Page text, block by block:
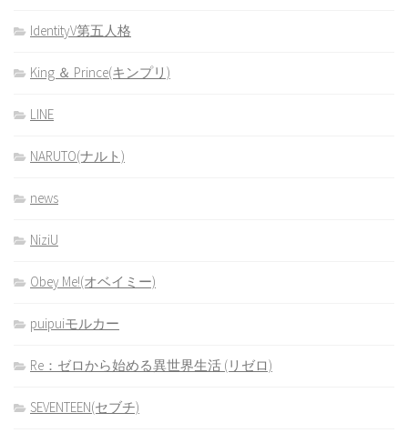
IdentityV第五人格
King ＆ Prince(キンプリ)
LINE
NARUTO(ナルト)
news
NiziU
Obey Me!(オベイミー)
puipuiモルカー
Re：ゼロから始める異世界生活 (リゼロ)
SEVENTEEN(セブチ)